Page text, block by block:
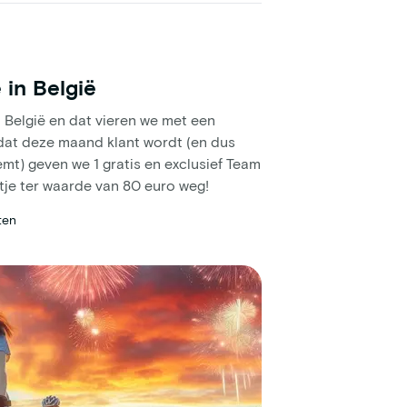
in België
en dat vieren we met een
deze maand klant wordt (en dus
geven we 1 gratis en exclusief Team
ter waarde van 80 euro weg!